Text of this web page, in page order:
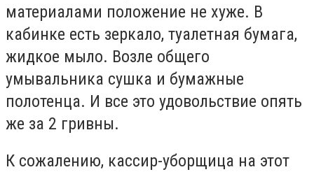
материалами положение не хуже. В
кабинке есть зеркало, туалетная бумага,
жидкое мыло. Возле общего
умывальника сушка и бумажные
полотенца. И все это удовольствие опять
же за 2 гривны.
К сожалению, кассир-уборщица на этот